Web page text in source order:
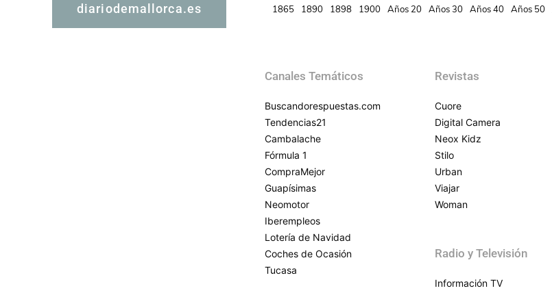
diariodemallorca.es 1865 1890 1898 1900 Años 20 Años 30 Años 40 Años 50
Canales Temáticos
Buscandorespuestas.com
Tendencias21
Cambalache
Fórmula 1
CompraMejor
Guapísimas
Neomotor
Iberempleos
Lotería de Navidad
Coches de Ocasión
Tucasa
Revistas
Cuore
Digital Camera
Neox Kidz
Stilo
Urban
Viajar
Woman
Radio y Televisión
Información TV